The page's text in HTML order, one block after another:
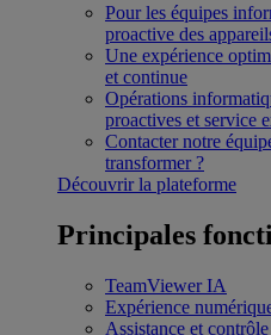
Pour les équipes
proactive des
Une expérience
et continue
Opérations
proactives et service
Contacter notre
transformer ?
Découvrir la plateforme
Principales
TeamViewer IA
Expérience
Assistance et